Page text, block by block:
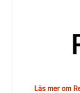
Läs mer om